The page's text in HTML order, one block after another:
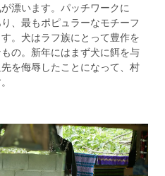
漂います。パッチワークに
、最もポピュラーなモチーフ
。犬はラフ族にとって豊作を
の。新年にはまず犬に餌を与
を侮辱したことになって、村